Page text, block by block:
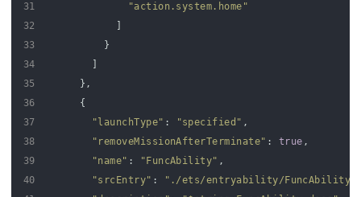
31
32
33
34
35
36
37
38
39
40
"action.system.home"
}
} ,
{
"launchType" : "specified" ,
"removeMissionAfterTerminate" : true ,
"name" : "FuncAbility" ,
"srcEntry" :
"./ets/entryability/